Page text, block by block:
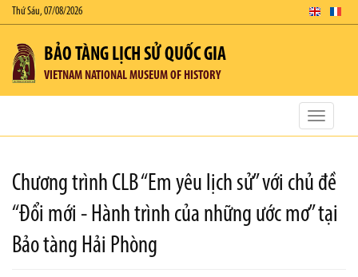
Thứ Sáu, 07/08/2026
BẢO TÀNG LỊCH SỬ QUỐC GIA
VIETNAM NATIONAL MUSEUM OF HISTORY
Toggle
Chương trình CLB “Em yêu lịch sử” với chủ đề
“Đổi mới - Hành trình của những ước mơ” tại
Bảo tàng Hải Phòng